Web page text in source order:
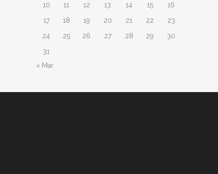
10
11 12 13 14 15
16
17
18 19 20 21 22
23
24
25 26 27 28 29
30
31
« Mar